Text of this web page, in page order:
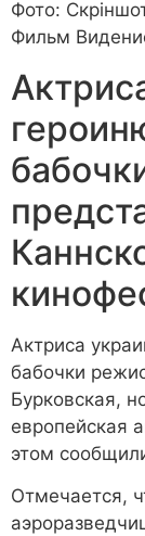
Фото:
Фильм
Актриса
бабочки
Бурковская,
европейская
этом
Отмечается,